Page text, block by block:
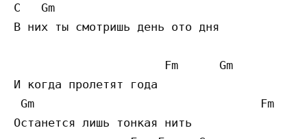
C   Gm
В них ты смотришь день ото дня
                      Fm      Gm
И когда пролетят года
Gm                                 Fm
Останется лишь тонкая нить